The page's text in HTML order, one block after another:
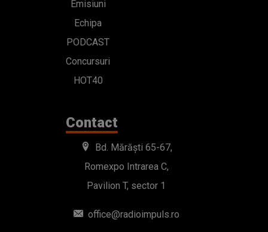
Emisiuni
Echipa
PODCAST
Concursuri
HOT40
Contact
Bd. Mărăști 65-67,
Romexpo Intrarea C,
Pavilion T, sector 1
office@radioimpuls.ro